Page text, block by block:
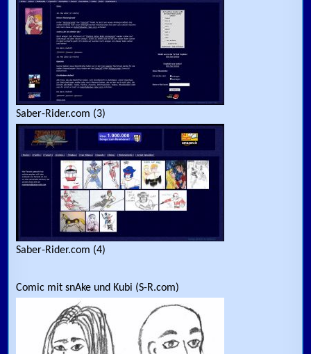
Saber-Rider.com (3)
Saber-Rider.com (4)
Comic mit snAke und Kubi (S-R.com)